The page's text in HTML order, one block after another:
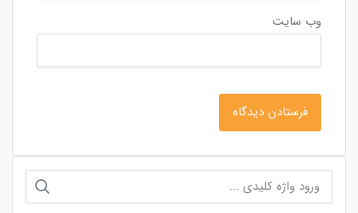
وب‌ سایت
برای: